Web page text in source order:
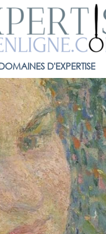
D'EXPERTISE